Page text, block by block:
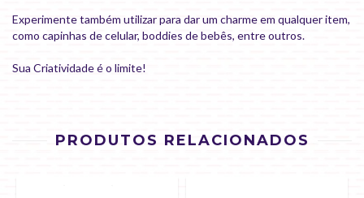
Experimente também utilizar para dar um charme em qualquer item,
como capinhas de celular, boddies de bebês, entre outros.
Sua Criatividade é o limite!
PRODUTOS RELACIONADOS